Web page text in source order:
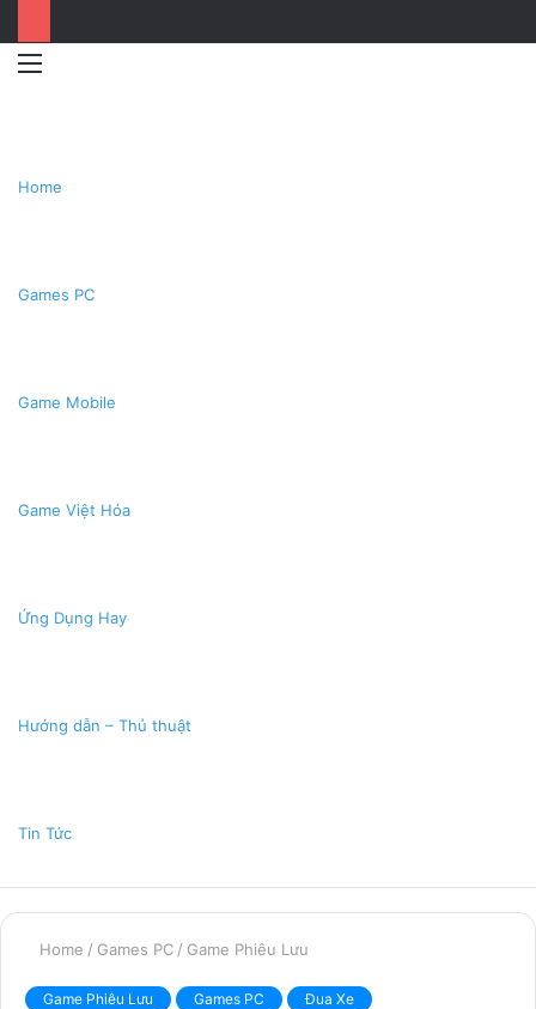
Home
Games PC
Game Mobile
Game Việt Hóa
Ứng Dụng Hay
Hướng dẫn – Thủ thuật
Tin Tức
Home / Games PC / Game Phiêu Lưu
Game Phiêu Lưu Games PC Đua Xe